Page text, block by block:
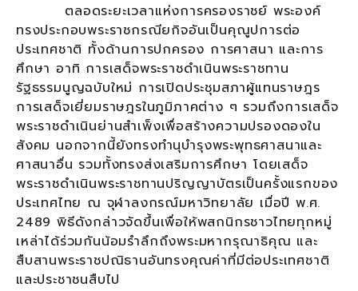
ตลอดระยะเวลาแห่งการครองราชย์ พระองค์
ทรงประกอบพระราชกรณียกิจอันเป็นคุณูปการต่อ
ประเทศชาติ ทั้งด้านการปกครอง การศาสนา และการ
ศึกษา อาทิ การเสด็จพระราชดำเนินพระราชทาน
รัฐธรรมนูญฉบับใหม่ การเปิดประชุมสภาผู้แทนราษฎร
การเสด็จเยี่ยมราษฎรในภูมิภาคต่าง ๆ รวมถึงการเสด็จ
พระราชดำเนินย่านสำเพ็งเพื่อสร้างความปรองดองใน
สังคม นอกจากนี้ยังทรงทำนุบำรุงพระพุทธศาสนาและ
ศาสนาอื่น รวมทั้งทรงส่งเสริมการศึกษา โดยเสด็จ
พระราชดำเนินพระราชทานปริญญาบัตรเป็นครั้งแรกของ
ประเทศไทย ณ จุฬาลงกรณ์มหาวิทยาลัย เมื่อปี พ.ศ.
2489 พิธีดังกล่าวจัดขึ้นเพื่อให้พสกนิกรชาวไทยทุกหมู่
เหล่าได้ร่วมกันน้อมรำลึกถึงพระมหากรุณาธิคุณ และ
สืบสานพระราชปณิธานอันทรงคุณค่าที่มีต่อประเทศชาติ
และประชาชนสืบไป